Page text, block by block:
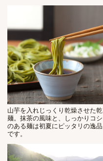
山芋を入れじっくり乾燥させた乾
麺。抹茶の風味と、しっかりコシ
のある麺は初夏にピッタリの逸品
です。